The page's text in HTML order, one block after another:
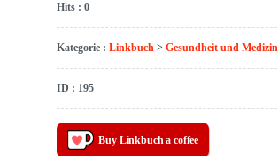
Hits : 0
Kategorie :Linkbuch >Gesundheit und Medizin
ID : 195
Buy Linkbuch a coffee